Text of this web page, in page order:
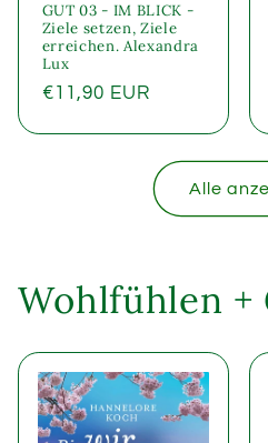
GUT 03 - IM BLICK -
Ziele setzen, Ziele
erreichen. Alexandra
Lux
Normaler
€11,90 EUR
Alle
Wohlfühlen +